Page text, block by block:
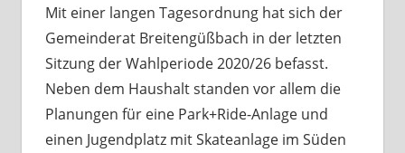
hinterlassen
Mit einer langen Tagesordnung hat sich der
Gemeinderat Breitengüßbach in der letzten
Sitzung der Wahlperiode 2020/26 befasst.
Neben dem Haushalt standen vor allem die
Planungen für eine Park+Ride-Anlage und
einen Jugendplatz mit Skateanlage im Süden